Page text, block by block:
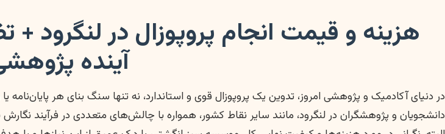
هزینه و قیمت انجام پروپوزال در لنگرود
آینده
در دنیای آکادمیک و پژوهشی امروز، تدوین یک پروپوزال قوی و استاندارد، نه تنها سنگ بنای هر
دانشجویان و پژوهشگران در لنگرود، مانند سایر نقاط کشور، همواره با چالش‌های متعددی در فرآیند